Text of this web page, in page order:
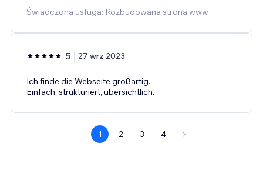
Świadczona usługa: Rozbudowana strona www
5 27 wrz 2023
Ich finde die Webseite großartig.
Einfach, strukturiert, übersichtlich.
1 2 3 4